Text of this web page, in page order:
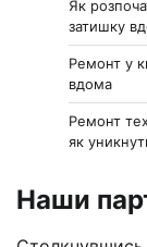
Як
затишку
Ремонт у
вдома
Ремонт
як
Наши